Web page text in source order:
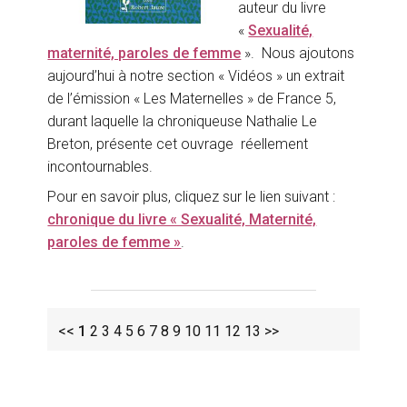
auteur du livre
«Sexualité,
maternité, paroles de femme ». Nous ajoutons
aujourd’hui à notre section « Vidéos » un extrait
de l’émission « Les Maternelles » de France 5,
durant laquelle la chroniqueuse Nathalie Le
Breton, présente cet ouvrage réellement
incontournables.
Pour en savoir plus, cliquez sur le lien suivant :
chronique du livre « Sexualité, Maternité,
paroles de femme »
<< 1 2 3 4 5 6 7 8 9 10 11 12 13 >>